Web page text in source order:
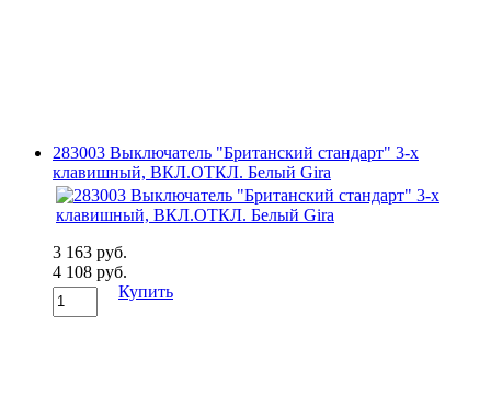
283003 Выключатель "Британский стандарт" 3-х
клавишный, ВКЛ.ОТКЛ. Белый Gira
3 163 руб.
4 108 руб.
Купить